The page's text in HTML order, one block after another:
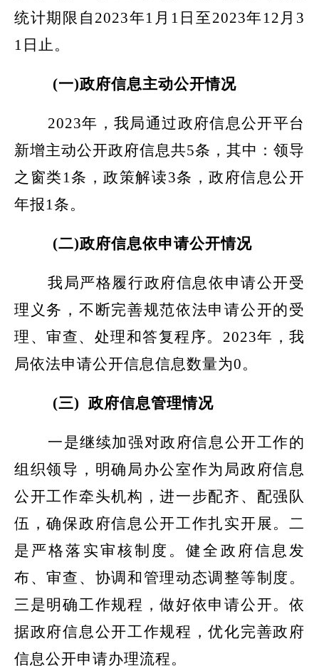
统计期限自 2023年1月1日至2023年12月3
1日止。
(一)政府信息主动公开情况
2023年，我局通过政府信息公开平台
新增主动公开政府信息共5条，其中：领导
之窗类1条，政策解读3条，政府信息公开
年报 1条。
(二)政府信息依申请公开情况
我局严格履行政府信息依申请公开受
理义务，不断完善规范依法申请公开的受
理、审查、处理和答复程序。 2023年，我
局依法申请公开信息信息数量为0。
(三) 政府信息管理情况
一是继续加强对政府信息公开工作的
组织领导，明确局办公室作为局政府信息
公开工作牵头机构，进一步配齐、配强队
伍，确保政府信息公开工作扎实开展。二
是严格落实审核制度。健全政府信息发
布、审查、协调和管理动态调整等制度。
三是明确工作规程，做好依申请公开。依
据政府信息公开工作规程，优化完善政府
信息公开申请办理流程。